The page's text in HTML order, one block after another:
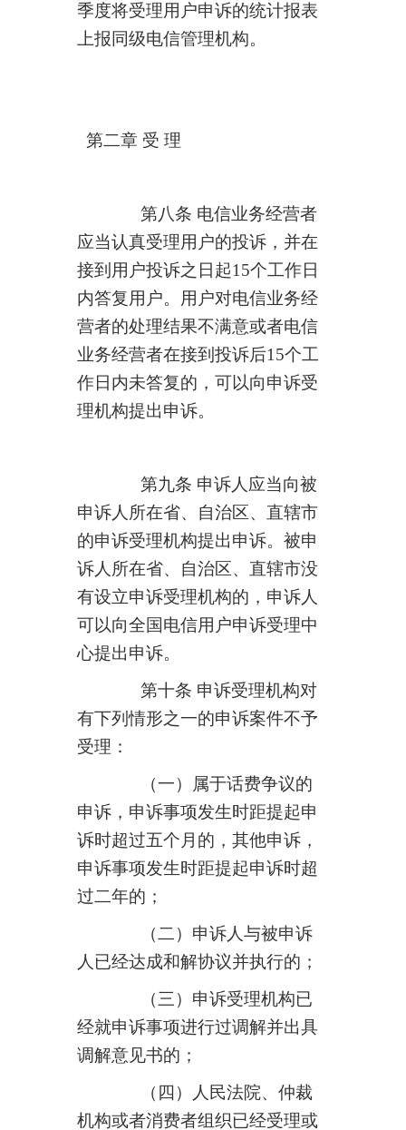
季度将受理用户申诉的统计报表
上报同级电信管理机构。
第二章 受 理
第八条 电信业务经营者
应当认真受理用户的投诉，并在
接到用户投诉之日起15个工作日
内答复用户。用户对电信业务经
营者的处理结果不满意或者电信
业务经营者在接到投诉后15个工
作日内未答复的，可以向申诉受
理机构提出申诉。
第九条 申诉人应当向被
申诉人所在省、自治区、直辖市
的申诉受理机构提出申诉。被申
诉人所在省、自治区、直辖市没
有设立申诉受理机构的，申诉人
可以向全国电信用户申诉受理中
心提出申诉。
第十条 申诉受理机构对
有下列情形之一的申诉案件不予
受理：
（一）属于话费争议的
申诉，申诉事项发生时距提起申
诉时超过五个月的，其他申诉，
申诉事项发生时距提起申诉时超
过二年的；
（二）申诉人与被申诉
人已经达成和解协议并执行的；
（三）申诉受理机构已
经就申诉事项进行过调解并出具
调解意见书的；
（四）人民法院、仲裁
机构或者消费者组织已经受理或